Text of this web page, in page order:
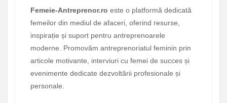
Femeie-Antreprenor.ro este o platformă dedicată
femeilor din mediul de afaceri, oferind resurse,
inspirație și suport pentru antreprenoarele
moderne. Promovăm antreprenoriatul feminin prin
articole motivante, interviuri cu femei de succes și
evenimente dedicate dezvoltării profesionale și
personale.